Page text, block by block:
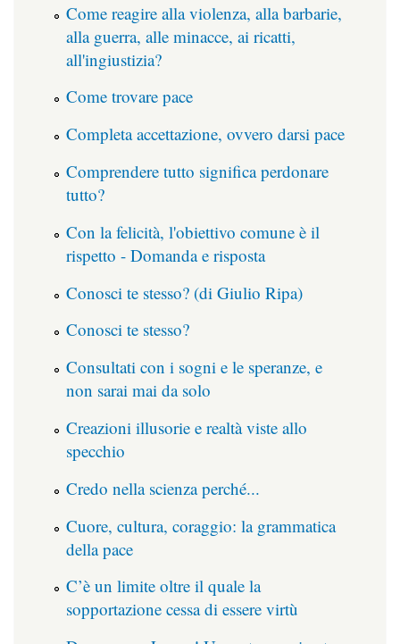
Come reagire alla violenza, alla barbarie,
alla guerra, alle minacce, ai ricatti,
all'ingiustizia?
Come trovare pace
Completa accettazione, ovvero darsi pace
Comprendere tutto significa perdonare
tutto?
Con la felicità, l'obiettivo comune è il
rispetto - Domanda e risposta
Conosci te stesso? (di Giulio Ripa)
Conosci te stesso?
Consultati con i sogni e le speranze, e
non sarai mai da solo
Creazioni illusorie e realtà viste allo
specchio
Credo nella scienza perché...
Cuore, cultura, coraggio: la grammatica
della pace
C’è un limite oltre il quale la
sopportazione cessa di essere virtù